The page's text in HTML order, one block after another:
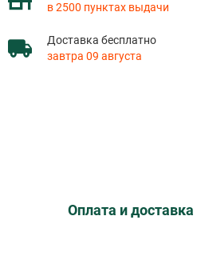
в 2500 пунктах выдачи
Доставка бесплатно
завтра 09 августа
Оплата и доставка